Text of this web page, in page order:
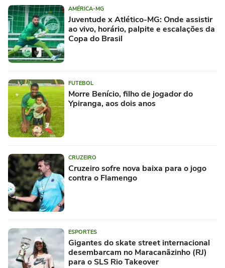
AMÉRICA-MG
Juventude x Atlético-MG: Onde assistir
ao vivo, horário, palpite e escalações da
Copa do Brasil
FUTEBOL
Morre Benício, filho de jogador do
Ypiranga, aos dois anos
CRUZEIRO
Cruzeiro sofre nova baixa para o jogo
contra o Flamengo
ESPORTES
Gigantes do skate street internacional
desembarcam no Maracanãzinho (RJ)
para o SLS Rio Takeover